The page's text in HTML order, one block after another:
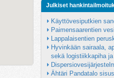
Julkiset
Käyttövesiputkien
Paimensaarentien
Lappalaisentien
Hyvinkään sairaala,
sekä logistiikkapiha
Ähtäri Pandatalo